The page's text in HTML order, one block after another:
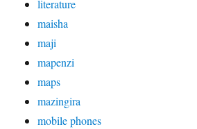
literature
maisha
maji
mapenzi
maps
mazingira
mobile phones